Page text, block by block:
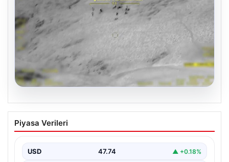
07.08.2026
Hakkari’de JİHA Destekli Operasyon
Sonucunda 253 Kilo Esrar Ele Geçirildi
Hakkari'de jandarma ekipleri tarafından gerçekleştirilen
insansız hava aracı (JİHA)…
Piyasa Verileri
USD 47.74 ▲ +0.18%